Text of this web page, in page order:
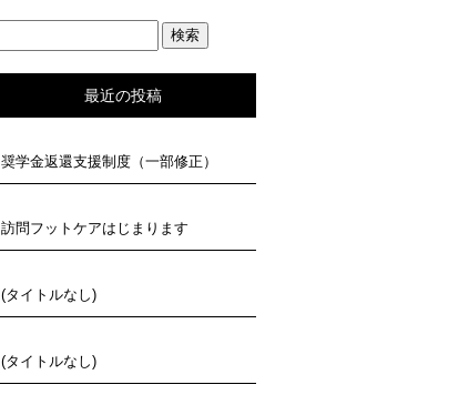
最近の投稿
奨学金返還支援制度（一部修正）
訪問フットケアはじまります
(タイトルなし)
(タイトルなし)